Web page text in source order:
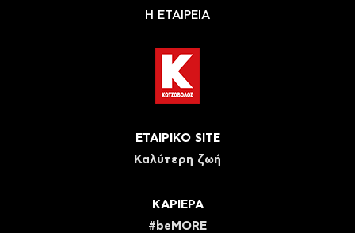
Η ΕΤΑΙΡΕΙΑ
ΕΤΑΙΡΙΚΟ SITE
Καλύτερη ζωή
ΚΑΡΙΕΡΑ
#beMORE